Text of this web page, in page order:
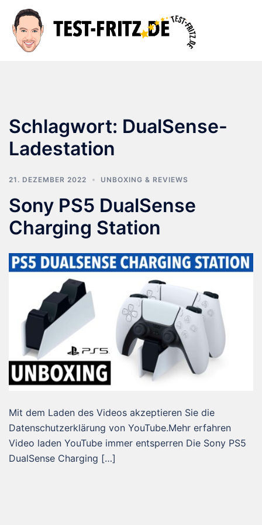
Inhalt
springen
Schlagwort: DualSense-
Ladestation
21. DEZEMBER 2022 UNBOXING & REVIEWS
Sony PS5 DualSense
Charging Station
Mit dem Laden des Videos akzeptieren Sie die
Datenschutzerklärung von YouTube.Mehr erfahren
Video laden YouTube immer entsperren Die Sony PS5
DualSense Charging […]